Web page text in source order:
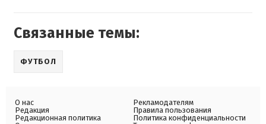
Связанные темы:
ФУТБОЛ
О нас
Редакция
Редакционная политика
Рекламодателям
Правила пользования
Политика конфиденциальности